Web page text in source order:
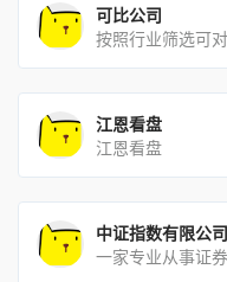
可比公司
按照行业筛选可
江恩看盘
江恩看盘
中证指数有限公司
一家专业从事证